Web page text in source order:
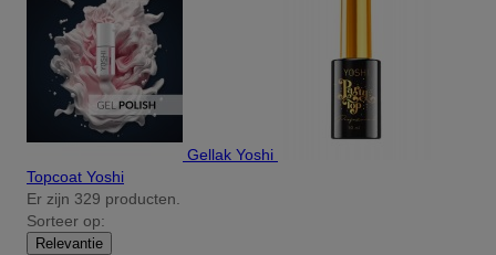
Gellak Yoshi
Topcoat Yoshi
Er zijn 329 producten.
Sorteer op:
Relevantie